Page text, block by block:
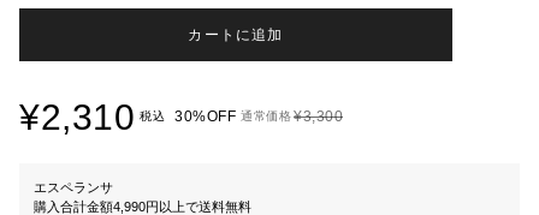
カートに追加
¥2,310 税込 30%OFF 通常価格¥3,300
エスペランサ
購入合計金額4,990円以上で送料無料